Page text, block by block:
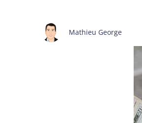
Mathieu George